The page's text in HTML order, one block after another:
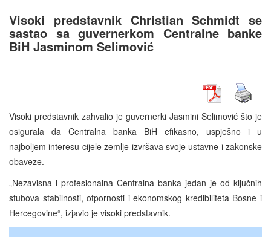
Visoki predstavnik Christian Schmidt se
sastao sa guvernerkom Centralne banke
BiH Jasminom Selimović
Visoki predstavnik zahvalio je guvernerki Jasmini Selimović što je
osigurala da Centralna banka BiH efikasno, uspješno i u
najboljem interesu cijele zemlje izvršava svoje ustavne i zakonske
obaveze.
„Nezavisna i profesionalna Centralna banka jedan je od ključnih
stubova stabilnosti, otpornosti i ekonomskog kredibiliteta Bosne i
Hercegovine“, izjavio je visoki predstavnik.